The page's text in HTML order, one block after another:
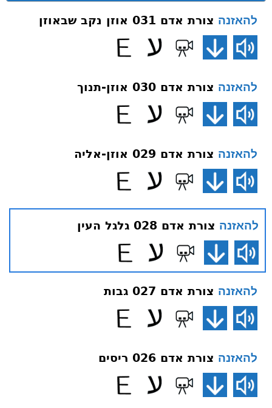
להאזנה צורת אדם 031 אוזן נקב שבאוזן
להאזנה צורת אדם 030 אוזן-תנוך
להאזנה צורת אדם 029 אוזן-אליה
להאזנה צורת אדם 028 גלגל העין
להאזנה צורת אדם 027 גבות
להאזנה צורת אדם 026 ריסים